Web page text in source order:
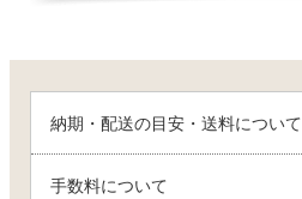
納期・配送の目安・送料について
手数料について